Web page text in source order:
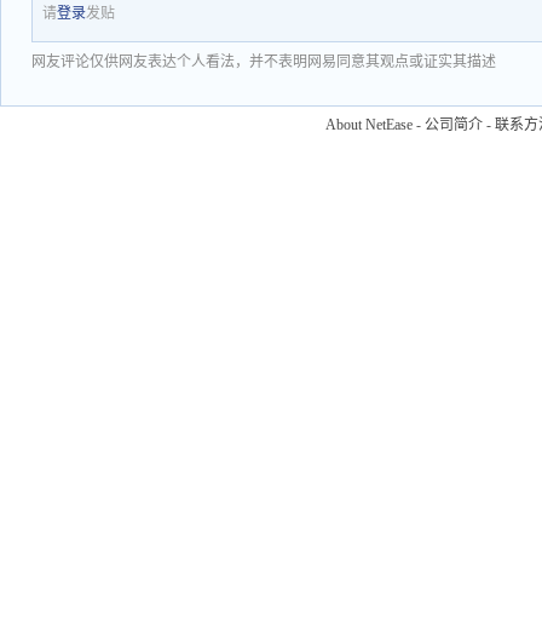
请登录发贴
网友评论仅供网友表达个人看法，并不表明网易同意其观点或证实其描述
About NetEase - 公司简介 - 联系方